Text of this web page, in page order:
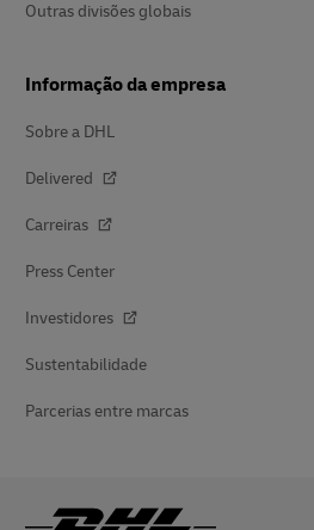
Outras divisões globais
Informação da empresa
Sobre a DHL
Delivered
Carreiras
Press Center
Investidores
Sustentabilidade
Parcerias entre marcas